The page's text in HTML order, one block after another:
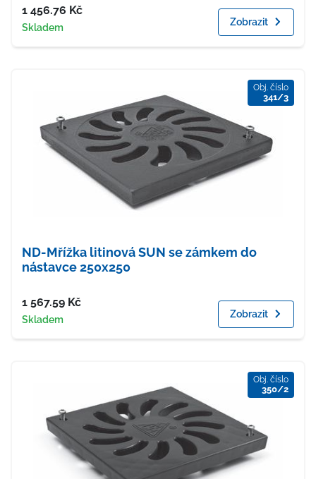
Cena
1 456.76 Kč
Dostupnost
Skladem Zobrazit
Obj. číslo
341/3
ND-Mřížka litinová SUN se zámkem do
nástavce 250x250
Cena
1 567.59 Kč
Dostupnost
Skladem Zobrazit
Obj. číslo
350/2